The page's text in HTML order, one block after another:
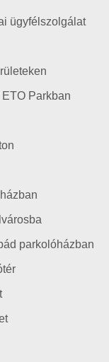
ügyfélszolgálat
Parkban
parkolóházban